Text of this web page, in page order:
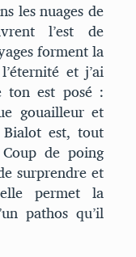
les nuages de
l’est de
forment la
et j’ai
est posé :
gouailleur et
Bialot est, tout
de poing
surprendre et
permet la
pathos qu’il